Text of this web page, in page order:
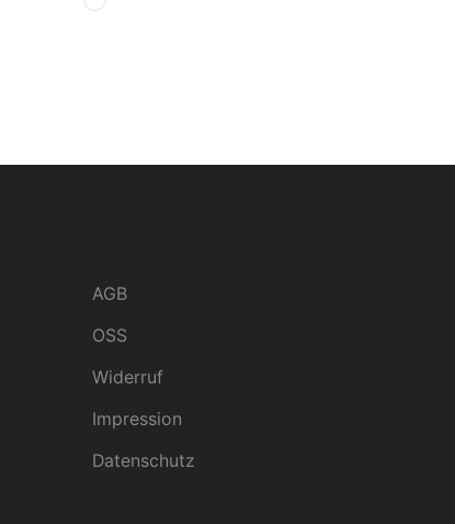
AGB
OSS
Widerruf
Impression
Datenschutz